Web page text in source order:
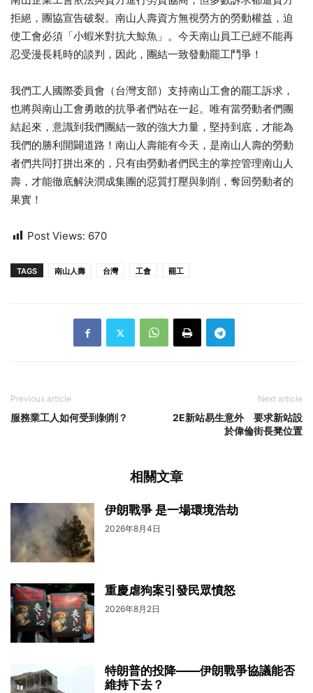
拒絕，團協宣告破裂。南山人壽資方無視勞方的勞動權益，迫
使工會必須「小蝦米對抗大鯨魚」。今天南山員工已經不能再
忍受漫長耗時的談判，因此，團結一致發動罷工鬥爭！
我們工人國際委員會（台灣支部）支持南山工會的罷工訴求，
也將與南山工會勇敢的抗爭者們站在一起。唯有當勞動者們團
結起來，意識到我們團結一致的強大力量，堅持到底，才能為
我們的勝利開闢道路！南山人壽能有今天，是南山人壽的勞動
者們共同打拼出來的，只有由勞動者們民主的掌控管理南山人
壽，才能徹底解決潤成集團的惡質打壓與剝削，奪回勞動者的
果實！
Post Views: 670
TAGS 南山人壽 台灣 工會 罷工
Previous article
服務業工人如何受到剝削？
Next article
2E新站易生意外 要求新站設
於偉倫街長凳位置
相關文章
伊朗戰爭 是一場環境浩劫
2026年8月4日
重慶虐狗案引發民眾憤怒
2026年8月2日
特朗普的投降——伊朗戰爭協議能否
維持下去？